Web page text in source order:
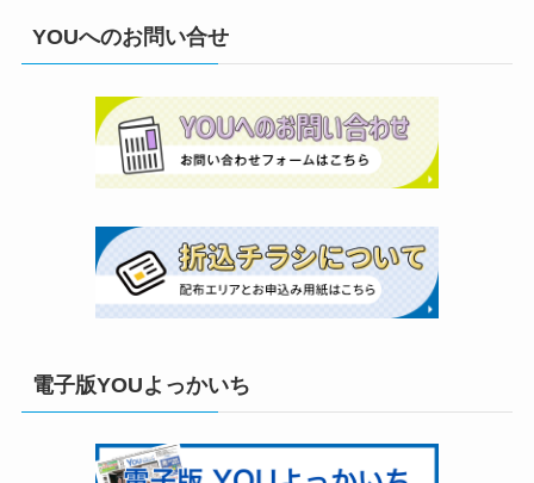
YOUへのお問い合せ
電子版YOUよっかいち